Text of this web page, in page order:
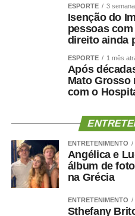
ESPORTE 3
Isenção do
pessoas
direito ainda
ESPORTE 1 mês
Após
Mato Grosso
com o
ENTRETENIMENTO
Angélica e
álbum de
na Grécia
ENTRETENIMENTO
Sthefany